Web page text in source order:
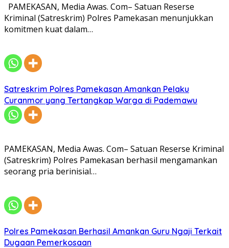
​PAMEKASAN, Media Awas. Com– Satuan Reserse
Kriminal (Satreskrim) Polres Pamekasan menunjukkan
komitmen kuat dalam…
Satreskrim Polres Pamekasan Amankan Pelaku
Curanmor yang Tertangkap Warga di Pademawu
​PAMEKASAN, Media Awas. Com– Satuan Reserse Kriminal
(Satreskrim) Polres Pamekasan berhasil mengamankan
seorang pria berinisial…
Polres Pamekasan Berhasil Amankan Guru Ngaji Terkait
Dugaan Pemerkosaan